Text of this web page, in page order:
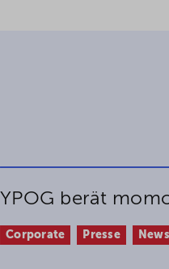
YPOG berät
Corporate Presse News